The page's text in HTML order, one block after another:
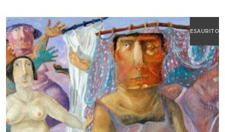
ESAURITO